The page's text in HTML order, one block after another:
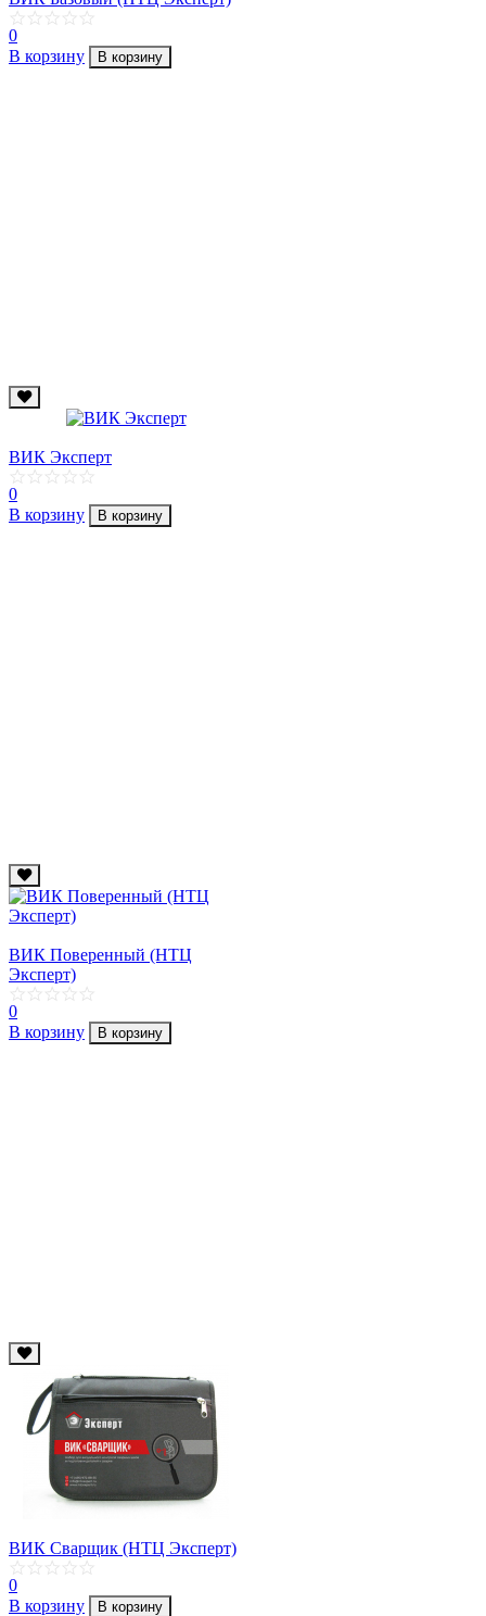
0
В корзину
В корзину
ВИК Эксперт
0
В корзину
В корзину
ВИК Поверенный (НТЦ
Эксперт)
0
В корзину
В корзину
ВИК Сварщик (НТЦ Эксперт)
0
В корзину
В корзину